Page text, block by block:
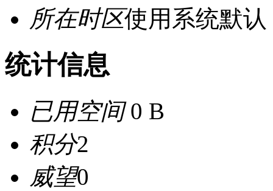
所在时区使用系统默认
统计信息
已用空间0 B
积分2
威望0